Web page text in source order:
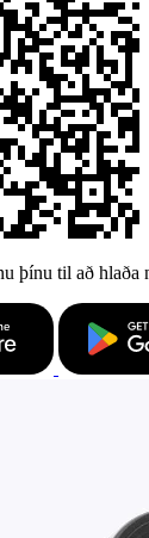
þínu til að hlaða